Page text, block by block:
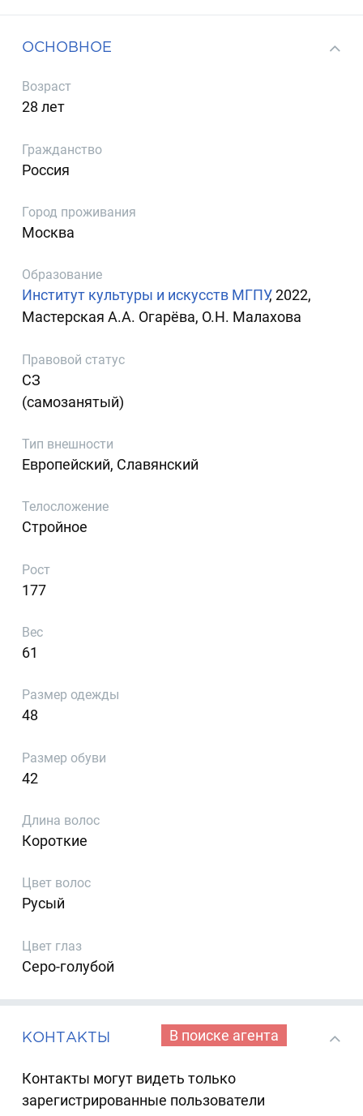
ОСНОВНОЕ
Возраст
28 лет
Гражданство
Россия
Город проживания
Москва
Образование
Институт культуры и искусств МГПУ, 2022,
Мастерская А.А. Огарёва, О.Н. Малахова
Правовой статус
СЗ
(самозанятый)
Тип внешности
Европейский, Славянский
Телосложение
Стройное
Рост
177
Вес
61
Размер одежды
48
Размер обуви
42
Длина волос
Короткие
Цвет волос
Русый
Цвет глаз
Серо-голубой
КОНТАКТЫ В поиске агента
Контакты могут видеть только
зарегистрированные пользователи